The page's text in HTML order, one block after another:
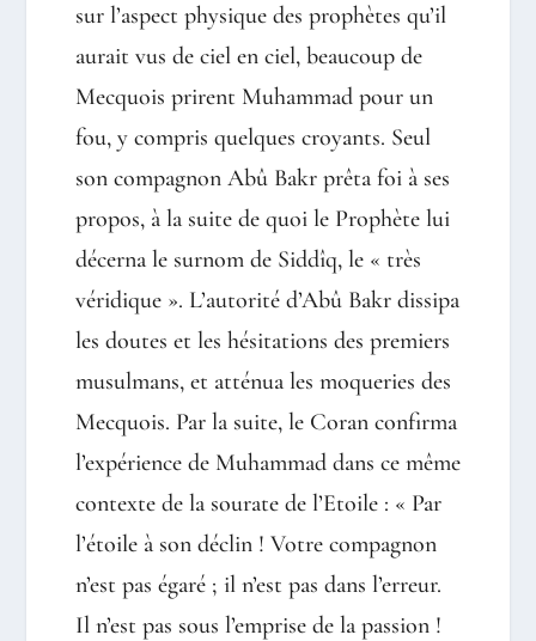
sur l’aspect physique des prophètes qu’il
aurait vus de ciel en ciel, beaucoup de
Mecquois prirent Muhammad pour un
fou, y compris quelques croyants. Seul
son compagnon Abû Bakr prêta foi à ses
propos, à la suite de quoi le Prophète lui
décerna le surnom de Siddîq, le « très
véridique ». L’autorité d’Abû Bakr dissipa
les doutes et les hésitations des premiers
musulmans, et atténua les moqueries des
Mecquois. Par la suite, le Coran confirma
l’expérience de Muhammad dans ce même
contexte de la sourate de l’Etoile : « Par
l’étoile à son déclin ! Votre compagnon
n’est pas égaré ; il n’est pas dans l’erreur.
Il n’est pas sous l’emprise de la passion !